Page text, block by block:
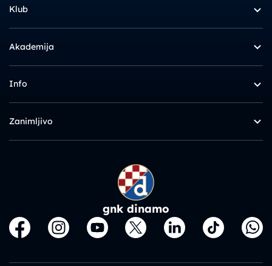
Klub
Akademija
Info
Zanimljivo
gnk dinamo